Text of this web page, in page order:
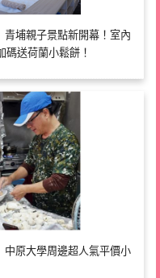
埔親子景點新開幕！室內
碼送荷蘭小鬆餅！
中原大學周邊超人氣平價小